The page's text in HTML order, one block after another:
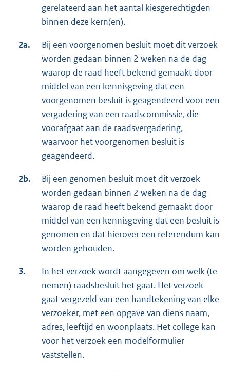
gerelateerd aan het aantal kiesgerechtigden
binnen deze kern(en).
2a.
Bij een voorgenomen besluit moet dit verzoek
worden gedaan binnen 2 weken na de dag
waarop de raad heeft bekend gemaakt door
middel van een kennisgeving dat een
voorgenomen besluit is geagendeerd voor een
vergadering van een raadscommissie, die
voorafgaat aan de raadsvergadering,
waarvoor het voorgenomen besluit is
geagendeerd.
2b.
Bij een genomen besluit moet dit verzoek
worden gedaan binnen 2 weken na de dag
waarop de raad heeft bekend gemaakt door
middel van een kennisgeving dat een besluit is
genomen en dat hierover een referendum kan
worden gehouden.
3.
In het verzoek wordt aangegeven om welk (te
nemen) raadsbesluit het gaat. Het verzoek
gaat vergezeld van een handtekening van elke
verzoeker, met een opgave van diens naam,
adres, leeftijd en woonplaats. Het college kan
voor het verzoek een modelformulier
vaststellen.